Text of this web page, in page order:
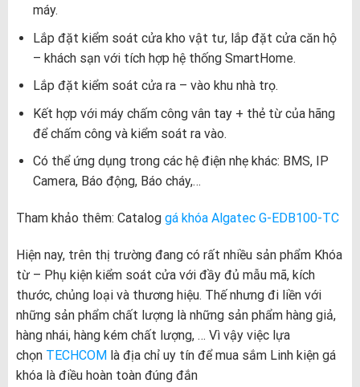
máy.
Lắp đặt kiểm soát cửa kho vật tư, lắp đặt cửa căn hộ
– khách sạn với tích hợp hệ thống SmartHome.
Lắp đặt kiểm soát cửa ra – vào khu nhà trọ.
Kết hợp với máy chấm công vân tay + thẻ từ của hãng
để chấm công và kiểm soát ra vào.
Có thể ứng dụng trong các hệ điện nhẹ khác: BMS, IP
Camera, Báo động, Báo cháy,…
Tham khảo thêm: Catalog gá khóa Algatec G-EDB100-TC
Hiện nay, trên thị trường đang có rất nhiều sản phẩm Khóa
từ – Phụ kiện kiểm soát cửa với đầy đủ mẫu mã, kích
thước, chủng loại và thương hiệu. Thế nhưng đi liền với
những sản phẩm chất lượng là những sản phẩm hàng giả,
hàng nhái, hàng kém chất lượng, … Vì vậy việc lựa
chọn TECHCOMlà địa chỉ uy tín để mua sắm Linh kiện gá
khóa là điều hoàn toàn đúng đắn